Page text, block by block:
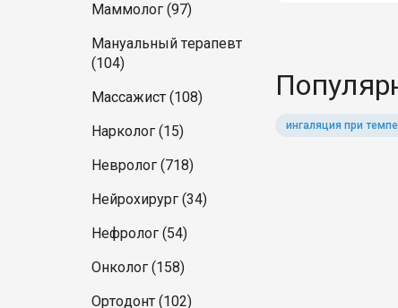
Маммолог (97)
Мануальный терапевт
(104)
Массажист (108)
Нарколог (15)
Невролог (718)
Нейрохирург (34)
Нефролог (54)
Онколог (158)
Ортодонт (102)
ингаляция при